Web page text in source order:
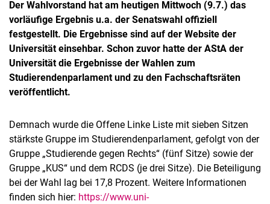
Der Wahlvorstand hat am heutigen Mittwoch (9.7.) das
vorläufige Ergebnis u.a. der Senatswahl offiziell
festgestellt. Die Ergebnisse sind auf der Website der
Universität einsehbar. Schon zuvor hatte der AStA der
Universität die Ergebnisse der Wahlen zum
Studierendenparlament und zu den Fachschaftsräten
veröffentlicht.
Demnach wurde die Offene Linke Liste mit sieben Sitzen
stärkste Gruppe im Studierendenparlament, gefolgt von der
Gruppe „Studierende gegen Rechts“ (fünf Sitze) sowie der
Gruppe „KUS“ und dem RCDS (je drei Sitze). Die Beteiligung
bei der Wahl lag bei 17,8 Prozent. Weitere Informationen
finden sich hier: https://www.uni-